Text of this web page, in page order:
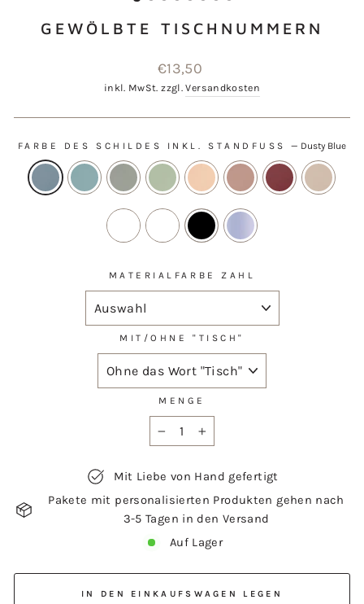
GEWÖLBTE TISCHNUMMERN
Normaler
Preis
€13,50
inkl. MwSt. zzgl.Versandkosten
FARBE DES SCHILDES INKL. STANDFUSS — Dusty Blue
MATERIALFARBE ZAHL
MIT/OHNE "TISCH"
MENGE
Mit Liebe von Hand gefertigt
Pakete mit personalisierten Produkten gehen nach
3-5 Tagen in den Versand
Auf Lager
IN DEN EINKAUFSWAGEN LEGEN